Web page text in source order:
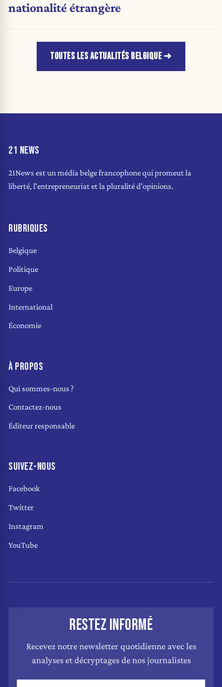
nationalité étrangère
TOUTES LES ACTUALITÉS BELGIQUE
21 NEWS
21News est un média belge francophone qui promeut la
liberté, l'entrepreneuriat et la pluralité d'opinions.
RUBRIQUES
Belgique
Politique
Europe
International
Économie
À PROPOS
Qui sommes-nous ?
Contactez-nous
Éditeur responsable
SUIVEZ-NOUS
Facebook
Twitter
Instagram
YouTube
RESTEZ INFORMÉ
Recevez notre newsletter quotidienne avec les
analyses et décryptages de nos journalistes